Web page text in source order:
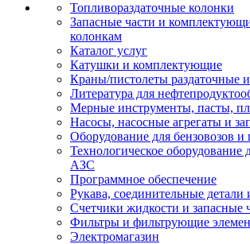
Топливораздаточные колонки
Запасные части и
колонкам
Каталог услуг
Катушки и комплектующие
Краны/пистолеты раздаточные
Литература для
Мерные инструменты, пасты,
Насосы, насосные агрегаты и
Оборудование для бензовозов и
Технологическое оборудование
АЗС
Программное обеспечение
Рукава, соединительные
Счетчики жидкости и запасные
Фильтры и фильтрующие
Электромагазин